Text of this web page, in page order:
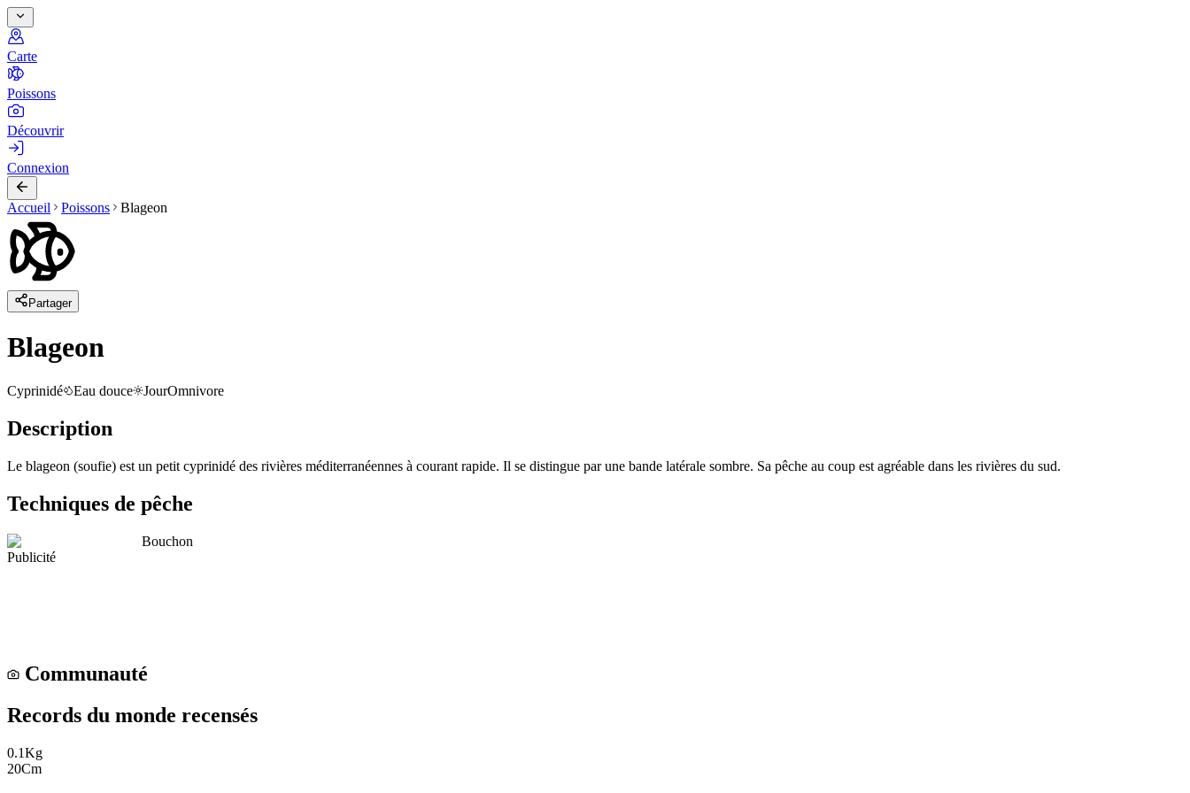
Carte
Poissons
Découvrir
Connexion
Accueil Poissons Blageon
Partager
Blageon
Cyprinidé Eau douce JourOmnivore
Description
Le blageon (soufie) est un petit cyprinidé des rivières méditerranéennes à courant rapide. Il se distingue par une bande latérale sombre. Sa pêche au coup est agréable dans les rivières du sud.
Techniques de pêche
Bouchon
Publicité
Communauté
Records du monde recensés
0.1Kg
20Cm